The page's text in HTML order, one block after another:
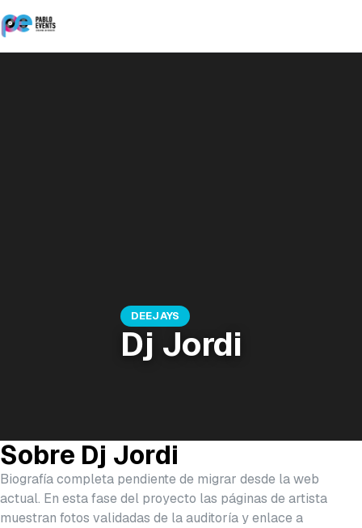
DEEJAYS
Dj Jordi
Sobre Dj Jordi
Biografía completa pendiente de migrar desde la web
actual. En esta fase del proyecto las páginas de artista
muestran fotos validadas de la auditoría y enlace a